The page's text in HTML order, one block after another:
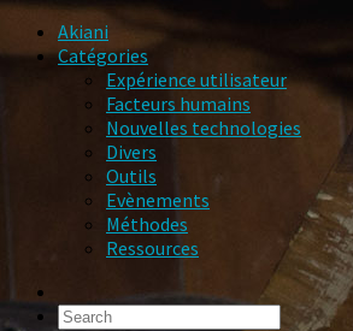
Akiani
Catégories
Expérience utilisateur
Facteurs humains
Nouvelles technologies
Divers
Outils
Evènements
Méthodes
Ressources